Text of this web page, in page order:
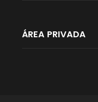
ÁREA PRIVADA